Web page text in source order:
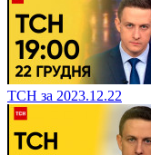
ТСН за 2023.12.22